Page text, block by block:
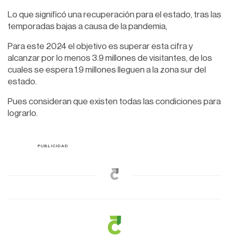
Lo que significó una recuperación para el estado, tras las
temporadas bajas a causa de la pandemia,
Para este 2024 el objetivo es superar esta cifra y
alcanzar por lo menos 3.9 millones de visitantes, de los
cuales se espera 1.9 millones lleguen a la zona sur del
estado.
Pues consideran que existen todas las condiciones para
lograrlo.